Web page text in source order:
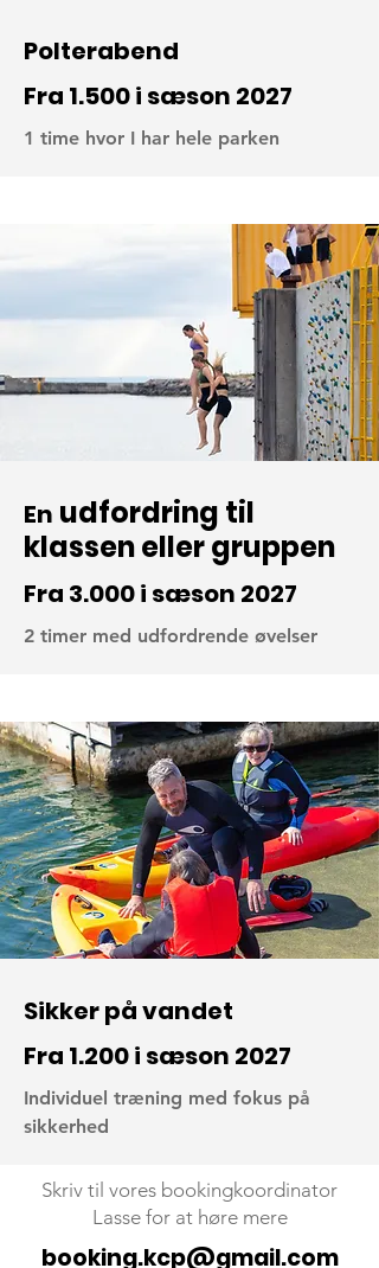
Polterabend
Fra 1.500 i sæson 2027
1 time hvor I har hele parken
En udfordring til
klassen eller gruppen
Fra 3.000 i sæson 2027
2 timer med udfordrende øvelser
Sikker på vandet
Fra 1.200 i sæson 2027
Individuel træning med fokus på
sikkerhed
Skriv til vores bookingkoordinator
Lasse for at høre mere
booking.kcp@gmail.com